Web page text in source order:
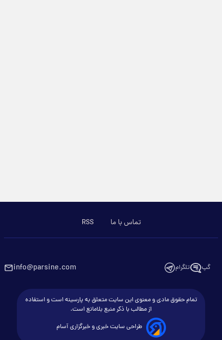
تماس با ما RSS
گپ تلگرام info@parsine.com
تمام حقوق مادی و معنوی این سایت متعلق به پارسینه است و استفاده
از مطالب با ذکر منبع بلامانع است.
طراحی سایت خبری و خبرگزاری آسام